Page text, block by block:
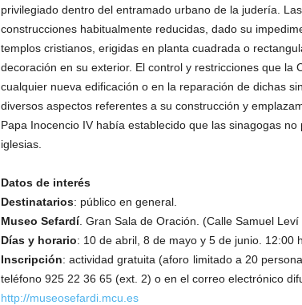
privilegiado dentro del entramado urbano de la judería.
construcciones habitualmente reducidas, dado su
templos cristianos, erigidas en planta cuadrada o
decoración en su exterior. El control y restricciones que la
cualquier nueva edificación o en la reparación de dichas
diversos aspectos referentes a su construcción y
Papa Inocencio IV había establecido que las sinagogas
iglesias.
Datos de interés
Destinatarios: público en general.
Museo Sefardí. Gran Sala de Oración. (Calle Samuel
Días y horario: 10 de abril, 8 de mayo y 5 de junio. 12:00
Inscripción: actividad gratuita (aforo limitado a 20
teléfono 925 22 36 65 (ext. 2) o en el correo electrónico
http://museosefardi.mcu.es